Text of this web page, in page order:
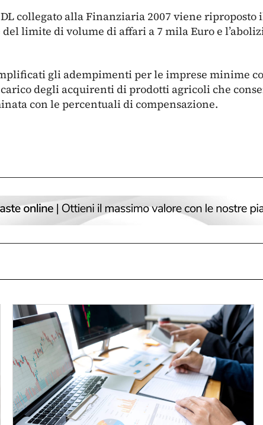
collegato alla Finanziaria 2007 viene riproposto
limite di volume di affari a 7 mila Euro e
gli adempimenti per le imprese minime
carico degli acquirenti di prodotti agricoli che
con le percentuali di compensazione.